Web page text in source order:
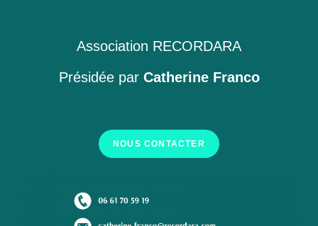
Association RECORDARA
Présidée par Catherine Franco
NOUS CONTACTER